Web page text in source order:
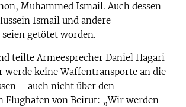
Muhammed Ismail. Auch dessen
Ismail und andere
getötet worden.
teilte Armeesprecher Daniel Hagari
keine Waffentransporte an die
– auch nicht über den
Flughafen von Beirut: „Wir werden